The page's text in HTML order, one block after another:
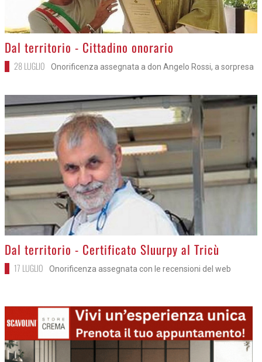
>
Dal territorio - Cittadino onorario
28 LUGLIO Onorificenza assegnata a don Angelo Rossi, a sorpresa
>
Dal territorio - Certificato Sluurpy al Tricù
17 LUGLIO Onorificenza assegnata con le recensioni del web